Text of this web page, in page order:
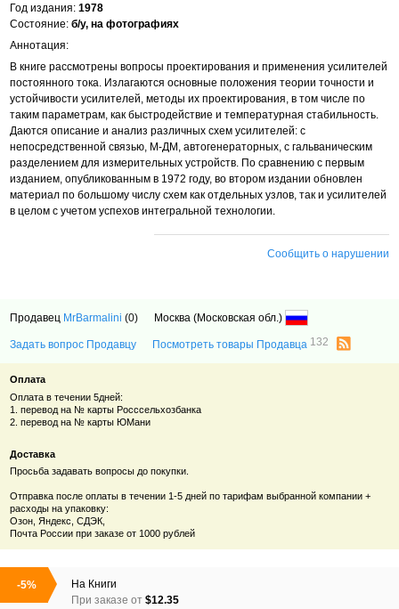
Год издания:1978
Состояние:б/у, на фотографиях
Аннотация:
В книге рассмотрены вопросы проектирования и применения усилителей
постоянного тока. Излагаются основные положения теории точности и
устойчивости усилителей, методы их проектирования, в том числе по
таким параметрам, как быстродействие и температурная стабильность.
Даются описание и анализ различных схем усилителей: с
непосредственной связью, М-ДМ, автогенераторных, с гальваническим
разделением для измерительных устройств. По сравнению с первым
изданием, опубликованным в 1972 году, во втором издании обновлен
материал по большому числу схем как отдельных узлов, так и усилителей
в целом с учетом успехов интегральной технологии.
Сообщить о нарушении
Продавец MrBarmalini (0) Москва (Московская обл.)
Задать вопрос Продавцу Посмотреть товары Продавца 132
Оплата
Оплата в течении 5дней:
1. перевод на № карты Росссельхозбанка
2. перевод на № карты ЮМани
Доставка
Просьба задавать вопросы до покупки.
Отправка после оплаты в течении 1-5 дней по тарифам выбранной компании +
расходы на упаковку:
Озон, Яндекс, СДЭК,
Почта России при заказе от 1000 рублей
-5% На Книги
При заказе от $12.35